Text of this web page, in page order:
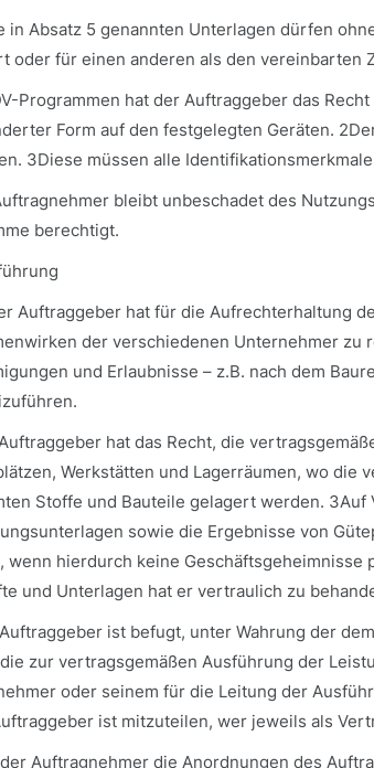
in Absatz 5 genannten Unterlagen dürfen
oder für einen anderen als den vereinbarten
Programmen hat der Auftraggeber das
Form auf den festgelegten Geräten.
3Diese müssen alle
bleibt unbeschadet des
berechtigt.
Auftraggeber hat für die Aufrechterhaltung
der verschiedenen Unternehmer
und Erlaubnisse – z.B. nach dem
hat das Recht, die
Werkstätten und Lagerräumen, wo
Stoffe und Bauteile gelagert werden.
sowie die Ergebnisse von
wenn hierdurch keine
und Unterlagen hat er vertraulich zu
ist befugt, unter Wahrung der
zur vertragsgemäßen Ausführung der
oder seinem für die Leitung der
ist mitzuteilen, wer jeweils als
der Auftragnehmer die Anordnungen des